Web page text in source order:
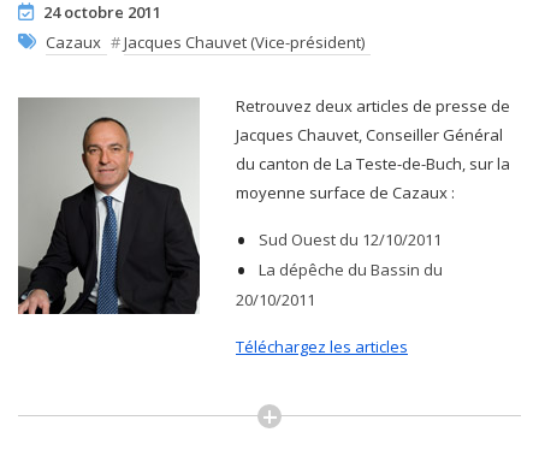
24 octobre 2011
Cazaux #Jacques Chauvet (Vice-président)
Retrouvez deux articles de presse de
Jacques Chauvet, Conseiller Général
du canton de La Teste-de-Buch, sur la
moyenne surface de Cazaux :
Sud Ouest du 12/10/2011
La dépêche du Bassin du
20/10/2011
Téléchargez les articles